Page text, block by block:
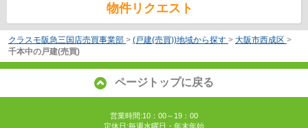
物件リクエスト
クラスモ阪急三国店売買事業部 > (戸建(売買))地域から探す > 大阪市西成区 >
千本中の戸建(売買)
ページトップに戻る
営業時間:10：00～19：00
定休日:毎週水曜日・年末年始